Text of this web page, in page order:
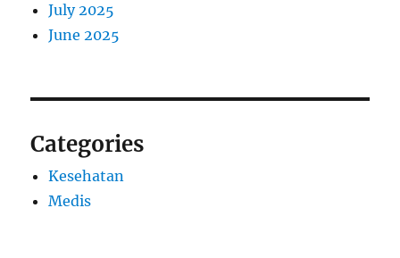
July 2025
June 2025
Categories
Kesehatan
Medis